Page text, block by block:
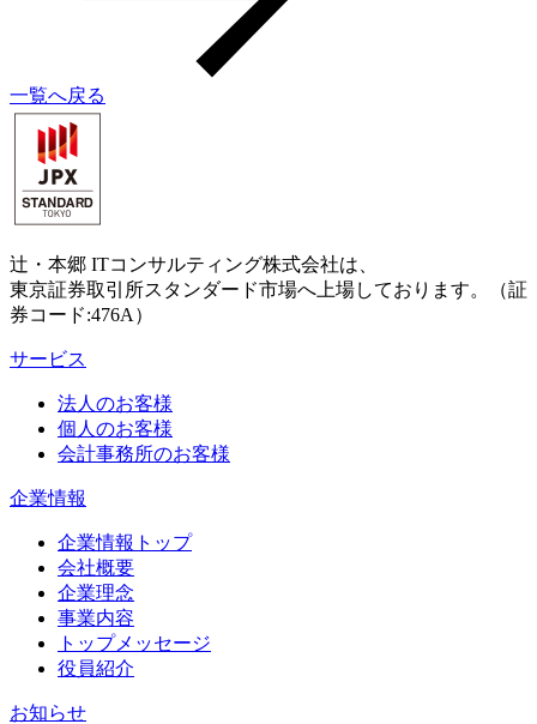
一覧へ戻る
辻・本郷 ITコンサルティング株式会社は、
東京証券取引所スタンダード市場へ上場しております。（証
券コード:476A）
サービス
法人のお客様
個人のお客様
会計事務所のお客様
企業情報
企業情報トップ
会社概要
企業理念
事業内容
トップメッセージ
役員紹介
お知らせ